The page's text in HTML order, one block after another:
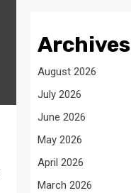
Archives
August 2026
July 2026
June 2026
May 2026
April 2026
March 2026